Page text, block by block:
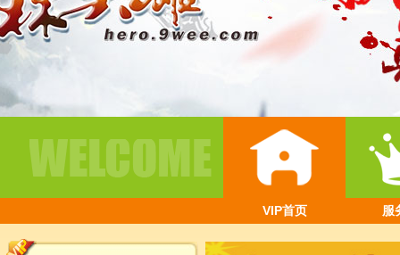
VIP首页 服